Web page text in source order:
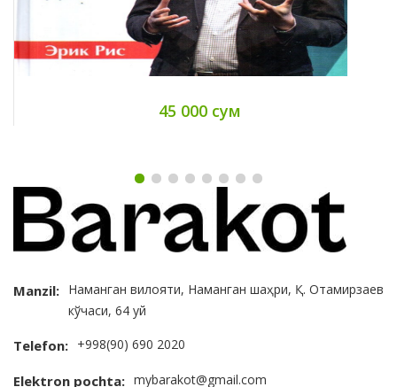
45 000 сум
Manzil: Наманган вилояти, Наманган шаҳри, Қ. Отамирзаев
кўчаси, 64 уй
Telefon: +998(90) 690 2020
Elektron pochta: mybarakot@gmail.com